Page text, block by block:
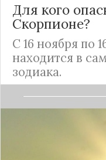
Для кого
Скорпионе?
С 16 ноября по
находится в
зодиака.
Скорпионов